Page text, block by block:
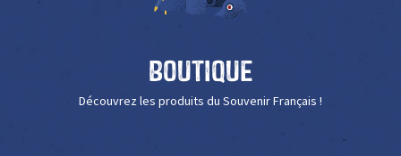
Boutique
Découvrez les produits du Souvenir Français !